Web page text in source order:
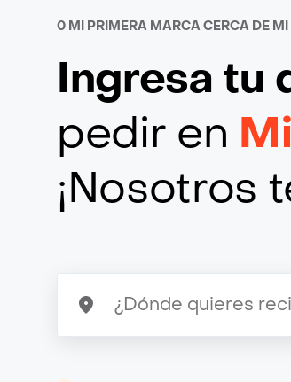
0 MI PRIMERA MARCA CERCA DE MI
Ingresa tu
pedir en
¡Nosotros